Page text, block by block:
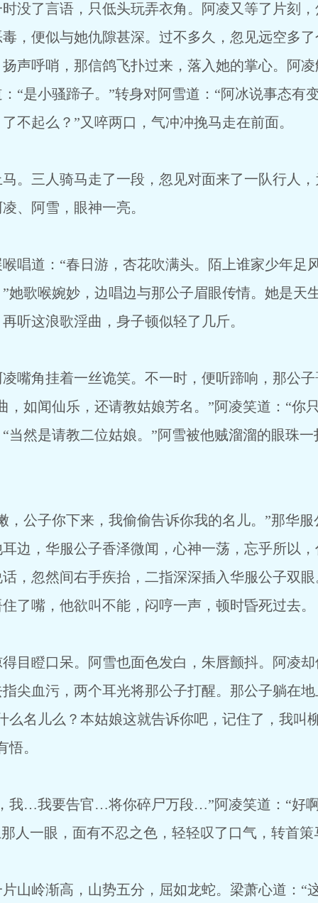
了言语，只低头玩弄衣角。阿凌又等了片刻，
，便似与她仇隙甚深。过不多久，忽见远空多
声呼哨，那信鸽飞扑过来，落入她的掌心。阿
“是小骚蹄子。”转身对阿雪道：“阿冰说事态有
不起么？”又啐两口，气冲冲挽马走在前面。
三人骑马走了一段，忽见对面来了一队行人，
、阿雪，眼神一亮。
道：“春日游，杏花吹满头。陌上谁家少年足
她歌喉婉妙，边唱边与那公子眉眼传情。她是天
听这浪歌淫曲，身子顿似轻了几斤。
角挂着一丝诡笑。不一时，便听蹄响，那公子
，如闻仙乐，还请教姑娘芳名。”阿凌笑道：“你
当然是请教二位姑娘。”阿雪被他贼溜溜的眼珠
子你下来，我偷偷告诉你我的名儿。”那华服
边，华服公子香泽微闻，心神一荡，忘乎所以
，忽然间右手疾抬，二指深深插入华服公子双
了嘴，他欲叫不能，闷哼一声，顿时昏死过去。
瞪口呆。阿雪也面色发白，朱唇颤抖。阿凌却
尖血污，两个耳光将那公子打醒。那公子躺在
么名儿么？本姑娘这就告诉你吧，记住了，我叫
。
…我要告官…将你碎尸万段…”阿凌笑道：“好啊
人一眼，面有不忍之色，轻轻叹了口气，转首
岭渐高，山势五分，屈如龙蛇。梁萧心道：“